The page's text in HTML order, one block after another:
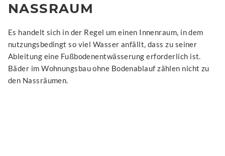
NASSRAUM
Es handelt sich in der Regel um einen Innenraum, in dem
nutzungsbedingt so viel Wasser anfällt, dass zu seiner
Ableitung eine Fußbodenentwässerung erforderlich ist.
Bäder im Wohnungsbau ohne Bodenablauf zählen nicht zu
den Nassräumen.